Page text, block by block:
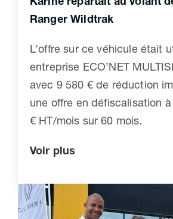
Ranger Wildtrak
L’offre sur ce véhicule était
entreprise ECO’NET
avec 9 580 € de réduction
une offre en défiscalisation
€ HT/mois sur 60 mois.
Voir plus